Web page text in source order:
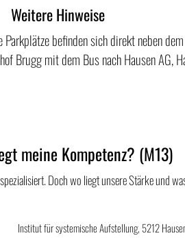
Weitere Hinweise
Parkplätze befinden sich direkt neben
Brugg mit dem Bus nach Hausen AG,
meine Kompetenz? (M13)
Doch wo liegt unsere Stärke und
Institut für systemische Aufstellung, 5212